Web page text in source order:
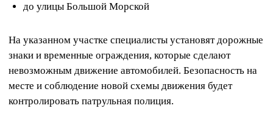
до улицы Большой Морской
На указанном участке специалисты установят дорожные
знаки и временные ограждения, которые сделают
невозможным движение автомобилей. Безопасность на
месте и соблюдение новой схемы движения будет
контролировать патрульная полиция.